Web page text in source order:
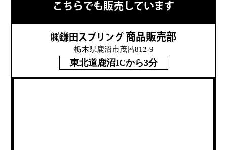
こちらでも販売しています
㈱鎌田スプリング 商品販売部
栃木県鹿沼市茂呂812-9
東北道鹿沼ICから3分